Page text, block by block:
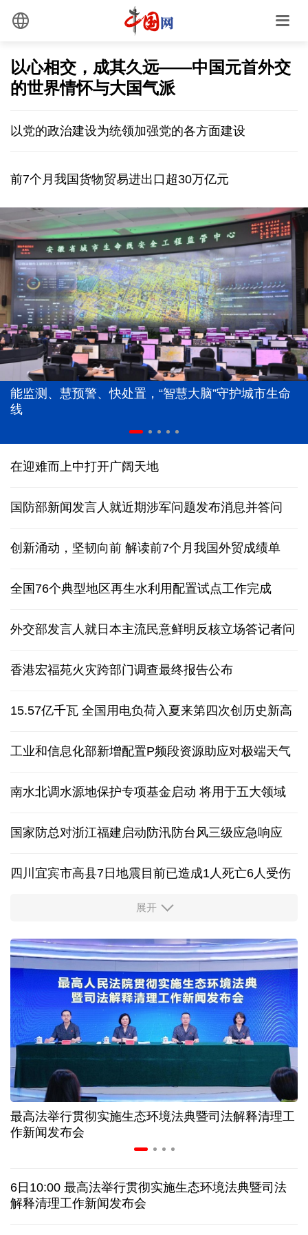
以心相交，成其久远——中国元首外交
的世界情怀与大国气派
以党的政治建设为统领加强党的各方面建设
前7个月我国货物贸易进出口超30万亿元
能监测、慧预警、快处置，“智慧大脑”守护城市生命
线
在迎难而上中打开广阔天地
国防部新闻发言人就近期涉军问题发布消息并答问
创新涌动，坚韧向前 解读前7个月我国外贸成绩单
全国76个典型地区再生水利用配置试点工作完成
外交部发言人就日本主流民意鲜明反核立场答记者问
香港宏福苑火灾跨部门调查最终报告公布
15.57亿千瓦 全国用电负荷入夏来第四次创历史新高
工业和信息化部新增配置P频段资源助应对极端天气
南水北调水源地保护专项基金启动 将用于五大领域
国家防总对浙江福建启动防汛防台风三级应急响应
四川宜宾市高县7日地震目前已造成1人死亡6人受伤
四个关键词解读中国经济韧性
球票撬动全城消费 赛事经济如何将"流量"变"增量"
第五届数贸会将首设Token专区 探索算力贸易新路径
北京：非京籍家庭购房社保个税缴纳年限下调为一年
近346亿元 广东电网交出上半年投资建设亮眼答卷
31省份上半年外贸成绩单出炉 见证产业提质跃迁
俄黑客称获取北约直接参与袭击俄领土的书面证据
展开
最高法举行贯彻实施生态环境法典暨司法解释清理工
作新闻发布会
6日10:00 最高法举行贯彻实施生态环境法典暨司法
解释清理工作新闻发布会